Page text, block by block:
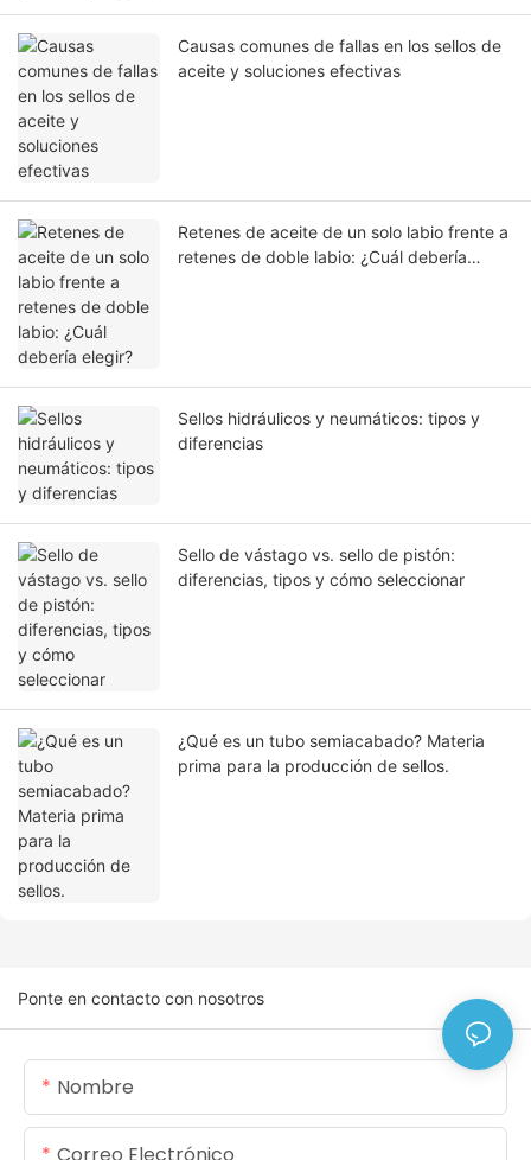
Causas comunes de fallas en los sellos de
aceite y soluciones efectivas
Retenes de aceite de un solo labio frente a
retenes de doble labio: ¿Cuál debería
Sellos hidráulicos y neumáticos: tipos y
diferencias
Sello de vástago vs. sello de pistón:
diferencias, tipos y cómo seleccionar
¿Qué es un tubo semiacabado? Materia
prima para la producción de sellos.
Ponte en contacto con nosotros
Nombre